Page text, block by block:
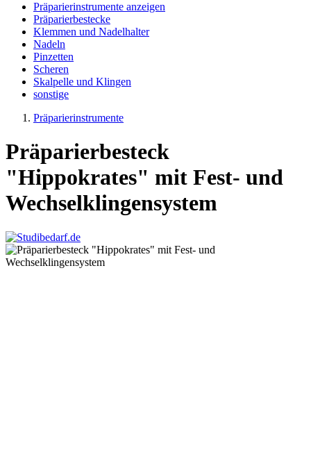
Präparierinstrumente anzeigen
Präparierbestecke
Klemmen und Nadelhalter
Nadeln
Pinzetten
Scheren
Skalpelle und Klingen
sonstige
Präparierinstrumente
Präparierbesteck
"Hippokrates" mit Fest- und
Wechselklingensystem